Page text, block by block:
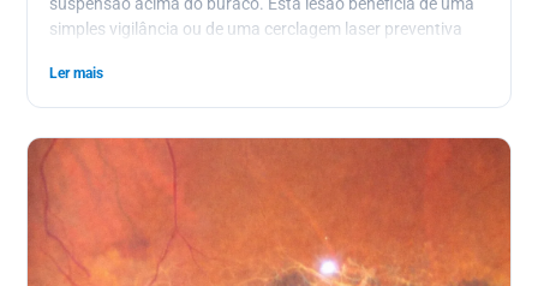
simples vigilância ou de uma cerclagem laser preventiva
de descolamento de retina associado.
Ler mais